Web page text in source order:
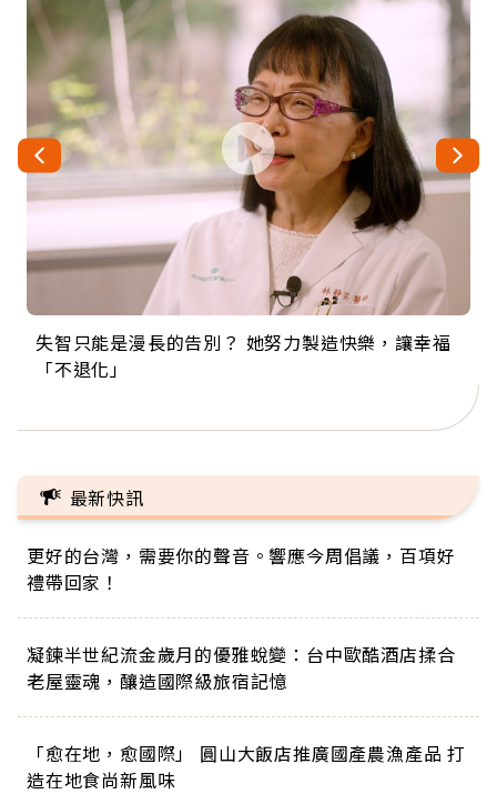
失智只能是漫長的告別？ 她努力製造快樂，讓幸福
「不退化」
來自剛果的巧克力神父 為台灣奉獻36年 「台灣是我
的家，我連作夢都講台語！」
63歲卸矽谷副總、搬回台灣找快樂！「蛋黃哥小
丑」走進安養院，逗樂上萬爺奶：退休後才開始真
104歲打破金氏世界紀錄 成為全球最年長羽球選
手，分享長壽的秘密原來是「這個」
事業巔峰他選擇追夢…黑手阿伯拉小提琴還登上小
巨蛋！連CNN都大讚！
最新快訊
更好的台灣，需要你的聲音。響應今周倡議，百項好
禮帶回家！
凝鍊半世紀流金歲月的優雅蛻變：台中歐酷酒店揉合
老屋靈魂，釀造國際級旅宿記憶
「愈在地，愈國際」 圓山大飯店推廣國產農漁產品 打
造在地食尚新風味